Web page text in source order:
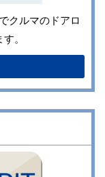
クルマのドアロ
。